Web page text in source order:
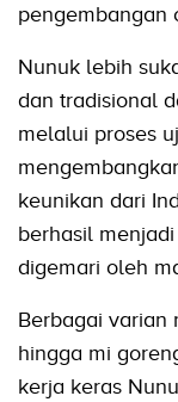
pengembangan
Nunuk lebih
dan tradisional
melalui proses
keunikan dari
berhasil
digemari oleh
Berbagai varian
hingga mi
kerja keras